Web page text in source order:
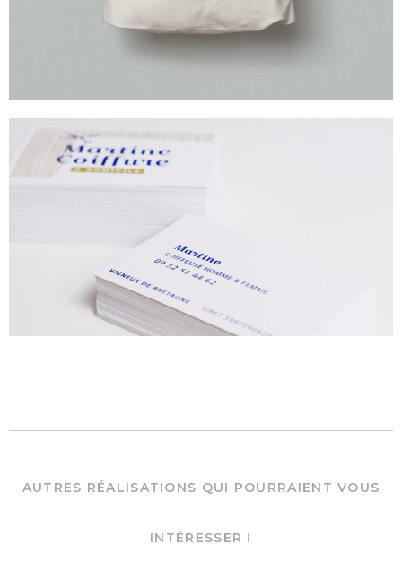
AUTRES RÉALISATIONS QUI POURRAIENT VOUS
INTÉRESSER !